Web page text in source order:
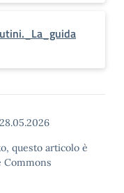
28.05.2026
questo articolo è
Commons